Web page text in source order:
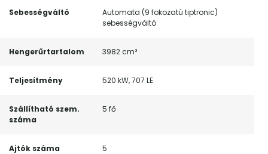
Sebességváltó
Automata (9 fokozatú tiptronic)
sebességváltó
Hengerűrtartalom 3982 cm³
Teljesítmény 520 kW, 707 LE
Szállítható szem.
száma
5 fő
Ajtók száma 5